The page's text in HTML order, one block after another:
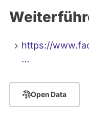
https://
…
Open Data